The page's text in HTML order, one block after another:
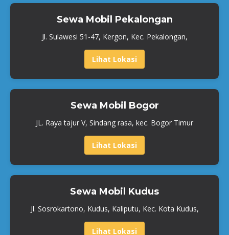
Sewa Mobil Pekalongan
Jl. Sulawesi 51-47, Kergon, Kec. Pekalongan,
Lihat Lokasi
Sewa Mobil Bogor
JL. Raya tajur V, Sindang rasa, kec. Bogor Timur
Lihat Lokasi
Sewa Mobil Kudus
Jl. Sosrokartono, Kudus, Kaliputu, Kec. Kota Kudus,
Lihat Lokasi